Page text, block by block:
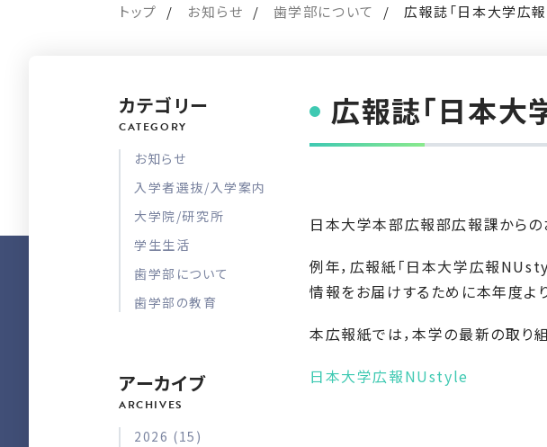
トップ お知らせ 歯学部について 広報誌「日本大学広
カテゴリー
お知らせ
入学者選抜/入学案内
大学院/研究所
学生生活
歯学部について
歯学部の教育
アーカイブ
2026 (15)
広報誌「日本
日本大学本部広報部広報課からの
例年，広報紙「日本大学広報
情報をお届けするために本年度よ
本広報紙では，本学の最新の取り
日本大学広報NUstyle